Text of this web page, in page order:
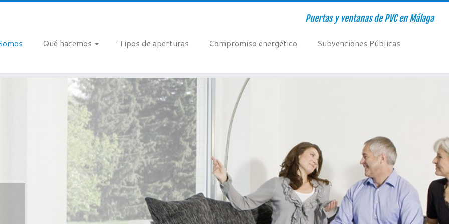
Puertas y ventanas de PVC en Málaga
Qué hacemos Tipos de aperturas Compromiso energético
Subvenciones Públicas